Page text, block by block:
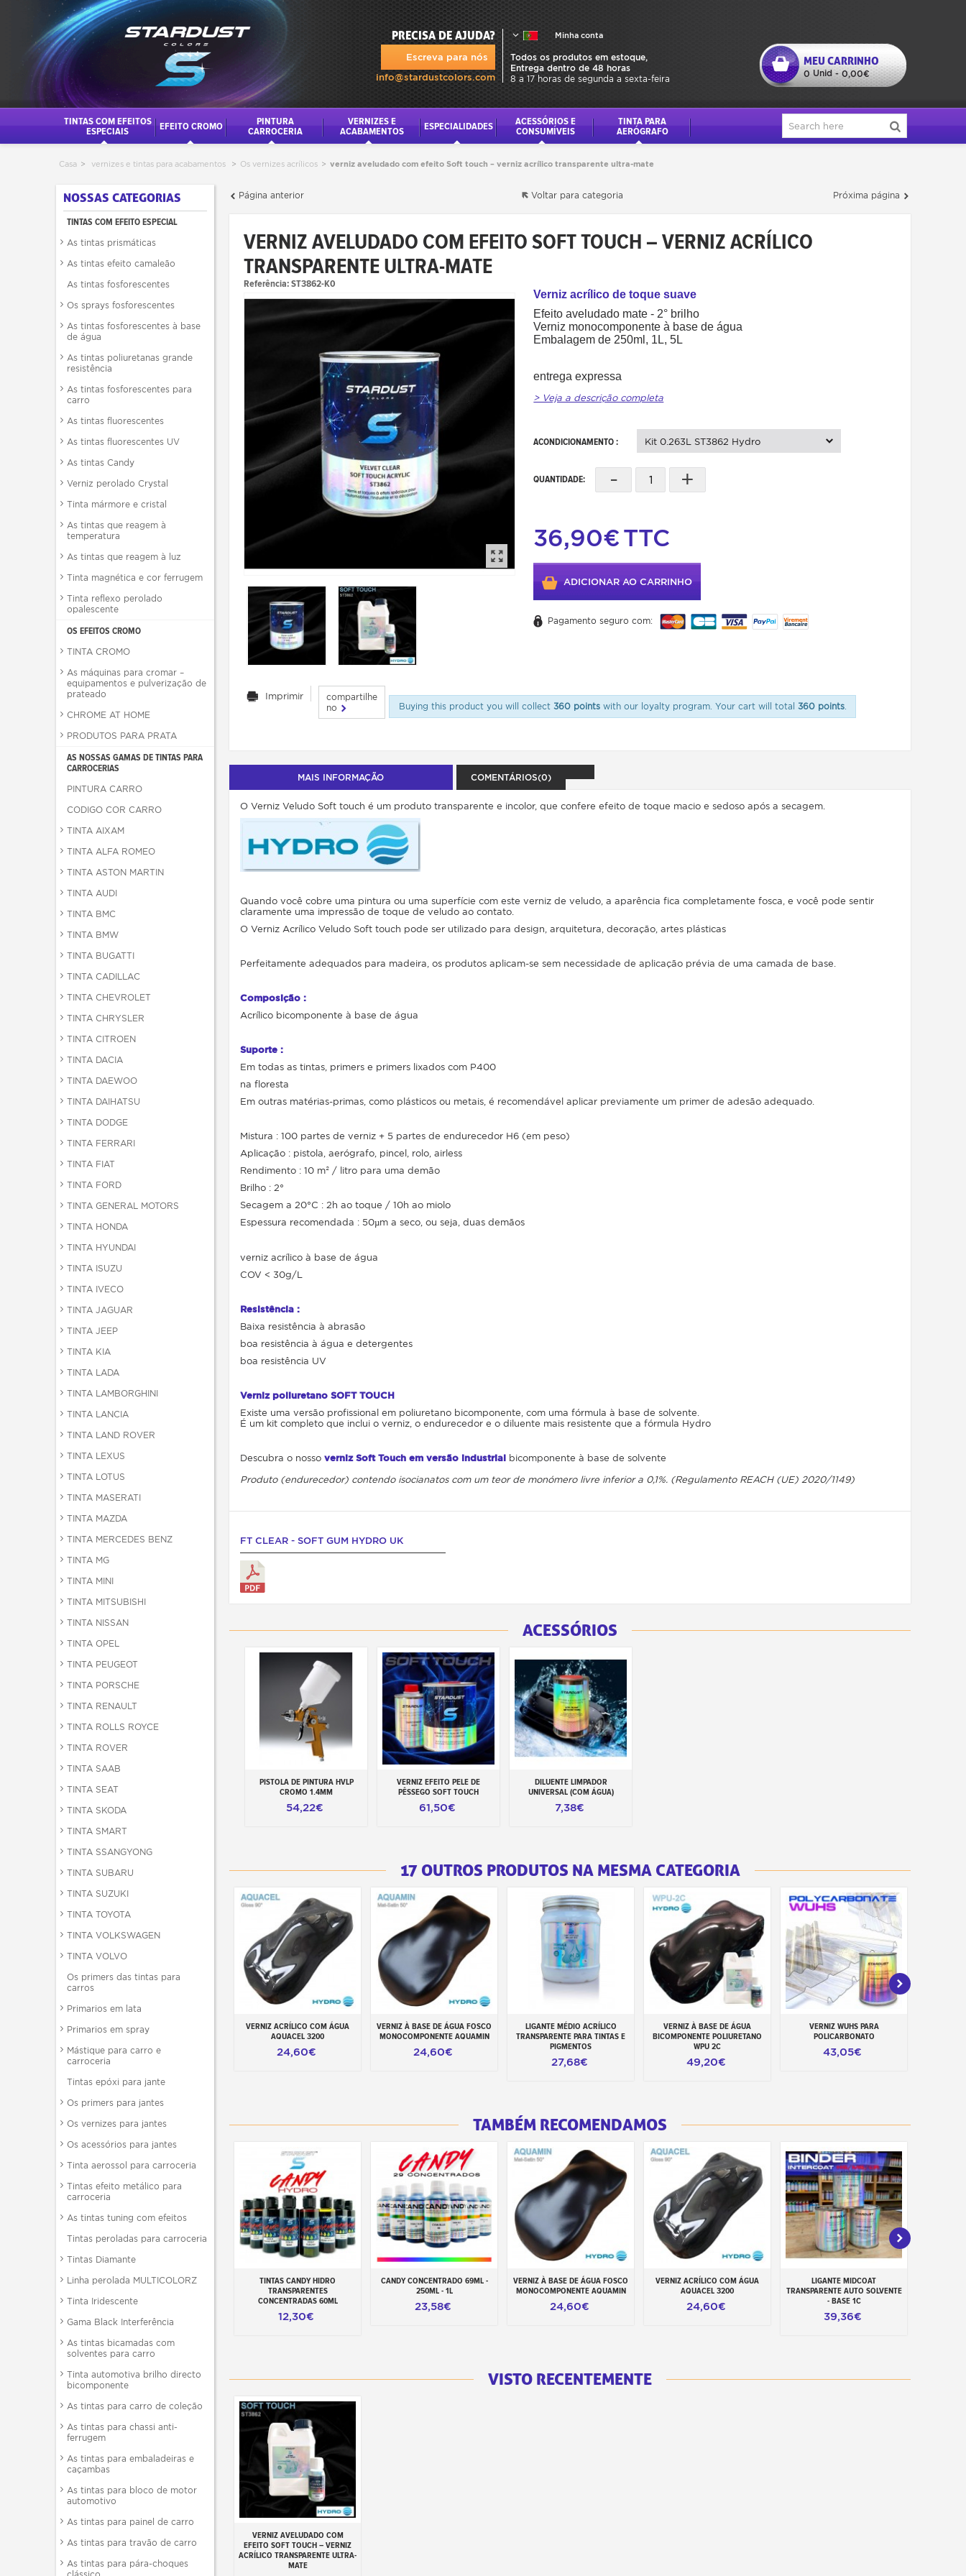
MEU CARRINHO
0 Unid - 0,00€
PRECISA DE AJUDA?
Escreva para nós
info@stardustcolors.com
Minha conta
Todos os produtos em estoque,
Entrega dentro de 48 horas
8 a 17 horas de segunda a sexta-feira
TINTAS COM EFEITOS
ESPECIAIS
EFEITO CROMO
PINTURA
CARROCERIA
VERNIZES E
ACABAMENTOS
ESPECIALIDADES
ACESSÓRIOS E
CONSUMÍVEIS
TINTA PARA
AERÓGRAFO
Casa > vernizes e tintas para acabamentos > Os vernizes acrílicos > verniz aveludado com efeito Soft touch – verniz acrílico transparente ultra-mate
NOSSAS CATEGORIAS
TINTAS COM EFEITO ESPECIAL
As tintas prismáticas
As tintas efeito camaleão
As tintas fosforescentes
Os sprays fosforescentes
As tintas fosforescentes à base
de água
As tintas poliuretanas grande
resistência
As tintas fosforescentes para
carro
As tintas fluorescentes
As tintas fluorescentes UV
As tintas Candy
Verniz perolado Crystal
Tinta mármore e cristal
As tintas que reagem à
temperatura
As tintas que reagem à luz
Tinta magnética e cor ferrugem
Tinta reflexo perolado
opalescente
OS EFEITOS CROMO
TINTA CROMO
As máquinas para cromar –
equipamentos e pulverização de
prateado
CHROME AT HOME
PRODUTOS PARA PRATA
AS NOSSAS GAMAS DE TINTAS PARA
CARROCERIAS
PINTURA CARRO
CODIGO COR CARRO
TINTA AIXAM
TINTA ALFA ROMEO
TINTA ASTON MARTIN
TINTA AUDI
TINTA BMC
TINTA BMW
TINTA BUGATTI
TINTA CADILLAC
TINTA CHEVROLET
TINTA CHRYSLER
TINTA CITROEN
TINTA DACIA
TINTA DAEWOO
TINTA DAIHATSU
TINTA DODGE
TINTA FERRARI
TINTA FIAT
TINTA FORD
TINTA GENERAL MOTORS
TINTA HONDA
TINTA HYUNDAI
TINTA ISUZU
TINTA IVECO
TINTA JAGUAR
TINTA JEEP
TINTA KIA
TINTA LADA
TINTA LAMBORGHINI
TINTA LANCIA
TINTA LAND ROVER
TINTA LEXUS
TINTA LOTUS
TINTA MASERATI
TINTA MAZDA
TINTA MERCEDES BENZ
TINTA MG
TINTA MINI
TINTA MITSUBISHI
TINTA NISSAN
TINTA OPEL
TINTA PEUGEOT
TINTA PORSCHE
TINTA RENAULT
TINTA ROLLS ROYCE
TINTA ROVER
TINTA SAAB
TINTA SEAT
TINTA SKODA
TINTA SMART
TINTA SSANGYONG
TINTA SUBARU
TINTA SUZUKI
TINTA TOYOTA
TINTA VOLKSWAGEN
TINTA VOLVO
Os primers das tintas para
carros
Primarios em lata
Primarios em spray
Mástique para carro e
carroceria
Tintas epóxi para jante
Os primers para jantes
Os vernizes para jantes
Os acessórios para jantes
Tinta aerossol para carroceria
Tintas efeito metálico para
carroceria
As tintas tuning com efeitos
Tintas peroladas para carroceria
Tintas Diamante
Linha perolada MULTICOLORZ
Tinta Iridescente
Gama Black Interferência
As tintas bicamadas com
solventes para carro
Tinta automotiva brilho directo
bicomponente
As tintas para carro de coleção
As tintas para chassi anti-
ferrugem
As tintas para embaladeiras e
caçambas
As tintas para bloco de motor
automotivo
As tintas para painel de carro
As tintas para travão de carro
As tintas para pára-choques
Página anterior Próxima página
Voltar para categoria
VERNIZ AVELUDADO COM EFEITO SOFT TOUCH – VERNIZ ACRÍLICO
TRANSPARENTE ULTRA-MATE
Referência:ST3862-K0
Verniz acrílico de toque suave
Efeito aveludado mate - 2° brilho
Verniz monocomponente à base de água
Embalagem de 250ml, 1L, 5L
entrega expressa
> Veja a descrição completa
ACONDICIONAMENTO : Kit 0.263L ST3862 Hydro
QUANTIDADE: - +
36,90€TTC
ADICIONAR AO CARRINHO
Pagamento seguro com:
Imprimir
compartilhe
no
Buying this product you will collect 360 pointswith our loyalty program. Your cart will total 360 points.
MAIS INFORMAÇÃO COMENTÁRIOS(0)
O Verniz Veludo Soft touch é um produto transparente e incolor, que confere efeito de toque macio e sedoso após a secagem.
Quando você cobre uma pintura ou uma superfície com este verniz de veludo, a aparência fica completamente fosca, e você pode sentir
claramente uma impressão de toque de veludo ao contato.
O Verniz Acrílico Veludo Soft touch pode ser utilizado para design, arquitetura, decoração, artes plásticas
Perfeitamente adequados para madeira, os produtos aplicam-se sem necessidade de aplicação prévia de uma camada de base.
Composição :
Acrílico bicomponente à base de água
Suporte :
Em todas as tintas, primers e primers lixados com P400
na floresta
Em outras matérias-primas, como plásticos ou metais, é recomendável aplicar previamente um primer de adesão adequado.
Mistura : 100 partes de verniz + 5 partes de endurecedor H6 (em peso)
Aplicação : pistola, aerógrafo, pincel, rolo, airless
Rendimento : 10 m² / litro para uma demão
Brilho : 2°
Secagem a 20°C : 2h ao toque / 10h ao miolo
Espessura recomendada : 50µm a seco, ou seja, duas demãos
verniz acrílico à base de água
COV < 30g/L
Resistência :
Baixa resistência à abrasão
boa resistência à água e detergentes
boa resistência UV
Verniz poliuretano SOFT TOUCH
Existe uma versão profissional em poliuretano bicomponente, com uma fórmula à base de solvente.
É um kit completo que inclui o verniz, o endurecedor e o diluente mais resistente que a fórmula Hydro
Descubra o nosso verniz Soft Touch em versão industrial bicomponente à base de solvente
Produto (endurecedor) contendo isocianatos com um teor de monómero livre inferior a 0,1%. (Regulamento REACH (UE) 2020/1149)
FT CLEAR - SOFT GUM HYDRO UK
ACESSÓRIOS
Adicionar ao carrinho
PISTOLA DE PINTURA HVLP
CROMO 1.4MM
54,22€
Adicionar ao carrinho
VERNIZ EFEITO PELE DE
PÊSSEGO SOFT TOUCH
61,50€
Adicionar ao carrinho
DILUENTE LIMPADOR
UNIVERSAL (COM ÁGUA)
7,38€
17 OUTROS PRODUTOS NA MESMA CATEGORIA
Adicionar ao carrinho
VERNIZ ACRÍLICO COM ÁGUA
AQUACEL 3200
24,60€
Adicionar ao carrinho
VERNIZ À BASE DE ÁGUA FOSCO
MONOCOMPONENTE AQUAMIN
24,60€
Adicionar ao carrinho
LIGANTE MÉDIO ACRÍLICO
TRANSPARENTE PARA TINTAS E
PIGMENTOS
27,68€
Adicionar ao carrinho
VERNIZ À BASE DE ÁGUA
BICOMPONENTE POLIURETANO
WPU 2C
49,20€
Adicionar ao carrinho
VERNIZ WUHS PARA
POLICARBONATO
43,05€
TAMBÉM RECOMENDAMOS
Adicionar ao carrinho
TINTAS CANDY HIDRO
TRANSPARENTES
CONCENTRADAS 60ML
12,30€
Adicionar ao carrinho
CANDY CONCENTRADO 69ML -
250ML - 1L
23,58€
Adicionar ao carrinho
VERNIZ À BASE DE ÁGUA FOSCO
MONOCOMPONENTE AQUAMIN
24,60€
Adicionar ao carrinho
VERNIZ ACRÍLICO COM ÁGUA
AQUACEL 3200
24,60€
Adicionar ao carrinho
LIGANTE MIDCOAT
TRANSPARENTE AUTO SOLVENTE
- BASE 1C
39,36€
VISTO RECENTEMENTE
Adicionar ao carrinho
VERNIZ AVELUDADO COM
EFEITO SOFT TOUCH – VERNIZ
ACRÍLICO TRANSPARENTE ULTRA-
MATE